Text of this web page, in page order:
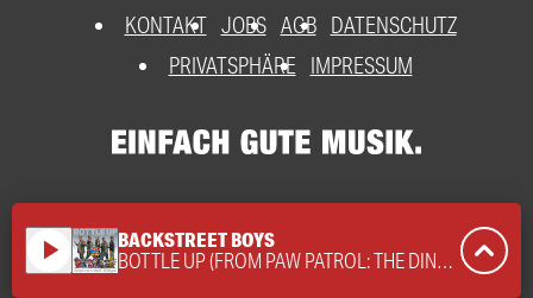
KONTAKT JOBS AGB DATENSCHUTZ
PRIVATSPHÄRE
IMPRESSUM
play_arrow BACKSTREET BOYS
BOTTLE UP (FROM PAW PATROL: THE DINO MOVIE)